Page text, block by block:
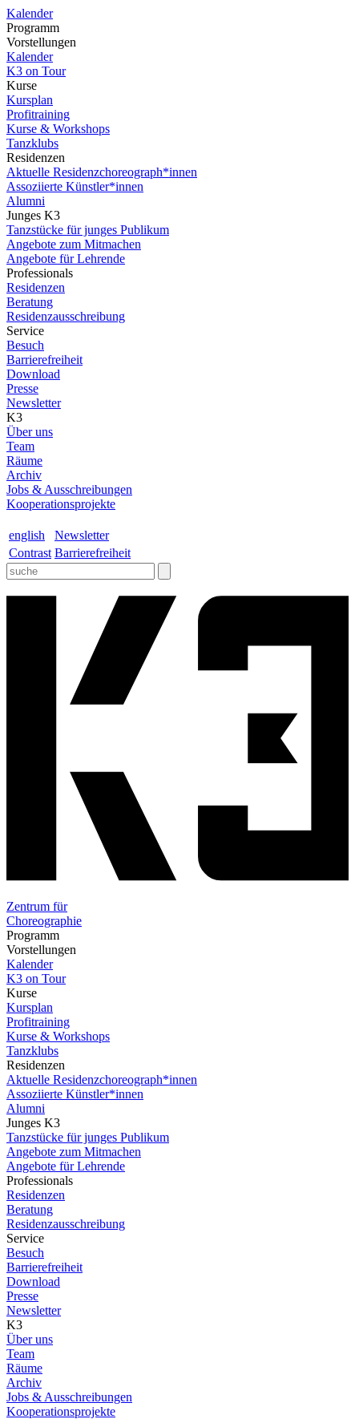
Kalender
Programm
Vorstellungen
Kalender
K3 on Tour
Kurse
Kursplan
Profitraining
Kurse & Workshops
Tanzklubs
Residenzen
Aktuelle Residenzchoreograph*innen
Assoziierte Künstler*innen
Alumni
Junges K3
Tanzstücke für junges Publikum
Angebote zum Mitmachen
Angebote für Lehrende
Professionals
Residenzen
Beratung
Residenzausschreibung
Service
Besuch
Barrierefreiheit
Download
Presse
Newsletter
K3
Über uns
Team
Räume
Archiv
Jobs & Ausschreibungen
Kooperationsprojekte
english
Newsletter
Contrast Barrierefreiheit
Zentrum für
Choreographie
Programm
Vorstellungen
Kalender
K3 on Tour
Kurse
Kursplan
Profitraining
Kurse & Workshops
Tanzklubs
Residenzen
Aktuelle Residenzchoreograph*innen
Assoziierte Künstler*innen
Alumni
Junges K3
Tanzstücke für junges Publikum
Angebote zum Mitmachen
Angebote für Lehrende
Professionals
Residenzen
Beratung
Residenzausschreibung
Service
Besuch
Barrierefreiheit
Download
Presse
Newsletter
K3
Über uns
Team
Räume
Archiv
Jobs & Ausschreibungen
Kooperationsprojekte